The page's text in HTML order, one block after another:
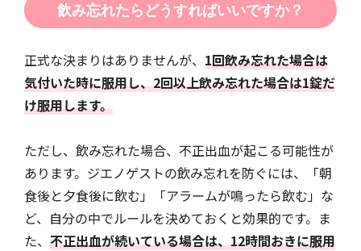
飲み忘れたらどうすればいいですか？
正式な決まりはありませんが、 1回飲み忘れた場合は
気付いた時に服用し、2回以上飲み忘れた場合は1錠だ
け服用します。
ただし、飲み忘れた場合、不正出血が起こる可能性が
あります。ジエノゲストの飲み忘れを防ぐには、「朝
食後と夕食後に飲む」「アラームが鳴ったら飲む」な
ど、自分の中でルールを決めておくと効果的です。ま
た、 不正出血が続いている場合は、12時間おきに服用